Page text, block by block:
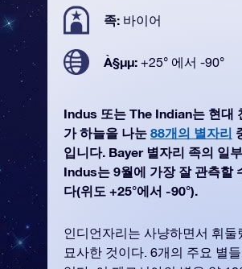
족: 바이어
À§µµ: +25° 에서 -90°
Indus 또는 The Indian는 현대
가 하늘을 나눈 88개의 별자리
입니다. Bayer 별자리 족의 일
Indus는 9월에 가장 잘 관측할
다(위도 +25°에서 -90°).
인디언자리는 사냥하면서 휘둘
묘사한 것이다. 6개의 주요 별